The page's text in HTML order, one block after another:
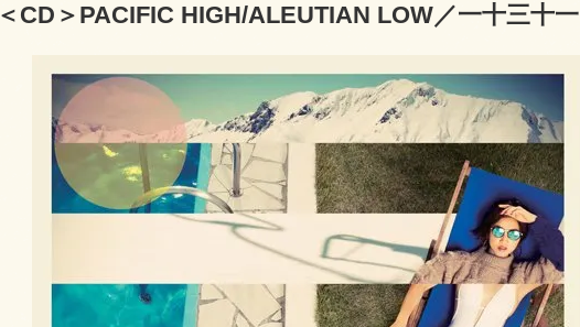
＜CD＞PACIFIC HIGH/ALEUTIAN LOW／一十三十一